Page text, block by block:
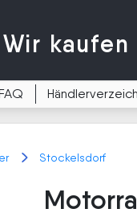
Wir kaufen
Stockelsdorf